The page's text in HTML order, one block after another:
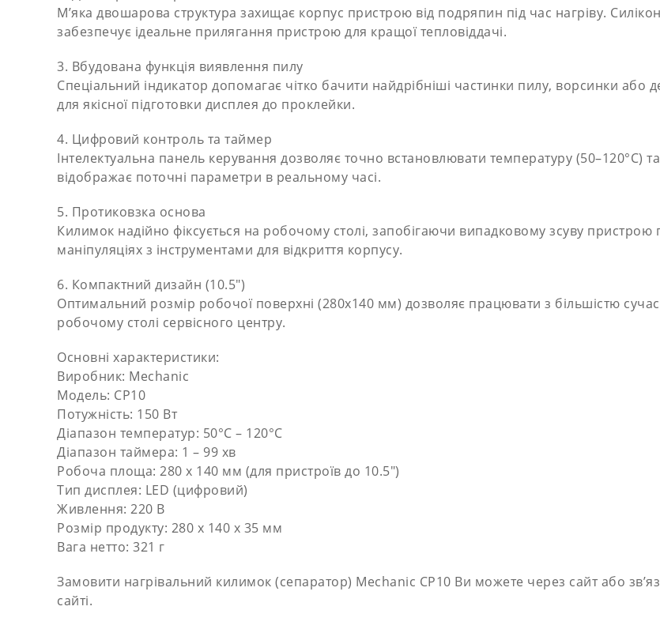
М’яка двошарова структура захищає корпус пристрою від подряпин під час нагріву.
забезпечує ідеальне прилягання пристрою для кращої тепловіддачі.
3. Вбудована функція виявлення пилу
Спеціальний індикатор допомагає чітко бачити найдрібніші частинки пилу, ворсинки
для якісної підготовки дисплея до проклейки.
4. Цифровий контроль та таймер
Інтелектуальна панель керування дозволяє точно встановлювати температуру (50–120°C)
відображає поточні параметри в реальному часі.
5. Протиковзка основа
Килимок надійно фіксується на робочому столі, запобігаючи випадковому зсуву пристрою
маніпуляціях з інструментами для відкриття корпусу.
6. Компактний дизайн (10.5″)
Оптимальний розмір робочої поверхні (280х140 мм) дозволяє працювати з більшістю
робочому столі сервісного центру.
Основні характеристики:
Виробник: Mechanic
Модель: CP10
Потужність: 150 Вт
Діапазон температур: 50°C – 120°C
Діапазон таймера: 1 – 99 хв
Робоча площа: 280 х 140 мм (для пристроїв до 10.5″)
Тип дисплея: LED (цифровий)
Живлення: 220 В
Розмір продукту: 280 х 140 х 35 мм
Вага нетто: 321 г
Замовити нагрівальний килимок (сепаратор) Mechanic CP10 Ви можете через сайт або
сайті.